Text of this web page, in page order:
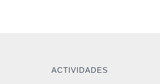
ACTIVIDADES